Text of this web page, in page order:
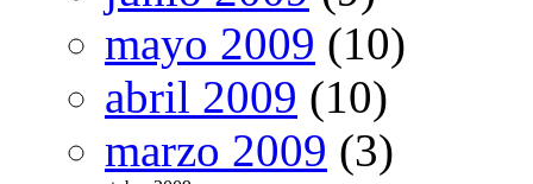
mayo 2009 (10)
abril 2009 (10)
marzo 2009 (3)